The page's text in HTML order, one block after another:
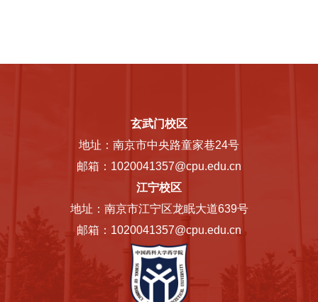
玄武门校区
地址：南京市中央路童家巷24号
邮箱：1020041357@cpu.edu.cn
江宁校区
地址：南京市江宁区龙眠大道639号
邮箱：1020041357@cpu.edu.cn